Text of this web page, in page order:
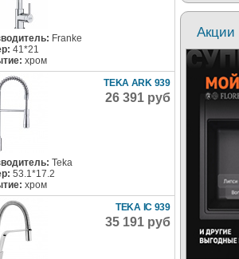
Franke
41*21
хром
TEKA ARK 939
26 391 руб
Teka
53.1*17.2
хром
TEKA IC 939
35 191 руб
Акции